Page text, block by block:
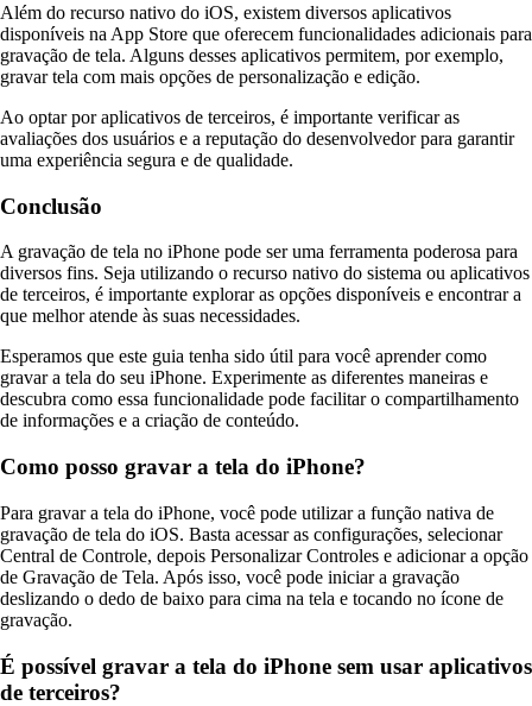
Além do recurso nativo do iOS, existem diversos aplicativos
disponíveis na App Store que oferecem funcionalidades adicionais para
gravação de tela. Alguns desses aplicativos permitem, por exemplo,
gravar tela com mais opções de personalização e edição.
Ao optar por aplicativos de terceiros, é importante verificar as
avaliações dos usuários e a reputação do desenvolvedor para garantir
uma experiência segura e de qualidade.
Conclusão
A gravação de tela no iPhone pode ser uma ferramenta poderosa para
diversos fins. Seja utilizando o recurso nativo do sistema ou aplicativos
de terceiros, é importante explorar as opções disponíveis e encontrar a
que melhor atende às suas necessidades.
Esperamos que este guia tenha sido útil para você aprender como
gravar a tela do seu iPhone. Experimente as diferentes maneiras e
descubra como essa funcionalidade pode facilitar o compartilhamento
de informações e a criação de conteúdo.
Como posso gravar a tela do iPhone?
Para gravar a tela do iPhone, você pode utilizar a função nativa de
gravação de tela do iOS. Basta acessar as configurações, selecionar
Central de Controle, depois Personalizar Controles e adicionar a opção
de Gravação de Tela. Após isso, você pode iniciar a gravação
deslizando o dedo de baixo para cima na tela e tocando no ícone de
gravação.
É possível gravar a tela do iPhone sem usar aplicativos
de terceiros?